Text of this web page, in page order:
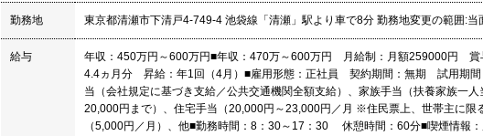
勤務地 東京都清瀬市下清戸4-749-4 池袋線「清瀬」駅より車で8分 勤務地変更の範囲:
給与
年収：450万円～600万円■年収：470万～600万円 月給制：月額259000円
4.4ヵ月分 昇給：年1回（4月）■雇用形態：正社員 契約期間：無期 試用期間
当（会社規定に基づき支給／公共交通機関全額支給）、家族手当（扶養家族一
20,000円まで）、住宅手当（20,000円～23,000円／月 ※住民票上、世帯主に限
（5,000円／月）、他■勤務時間：8：30～17：30 休憩時間：60分■喫煙情報